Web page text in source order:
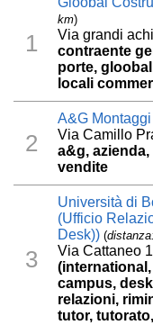
1
km)
Via grandi
contraente
porte,
locali
2
A&G
Via Camillo
a&g,
vendite
3
Università di
(Ufficio
Desk)) (
Via Cattaneo
campus,
relazioni,
tutor,